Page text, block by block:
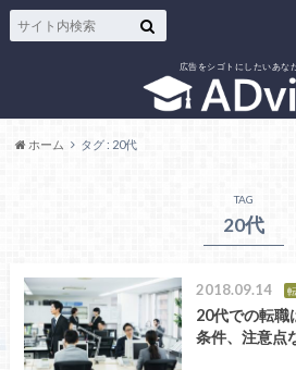
広告をシゴトにしたいあな
ホーム タグ : 20代
TAG
20代
2018.09.14
20代での転職
条件、注意点